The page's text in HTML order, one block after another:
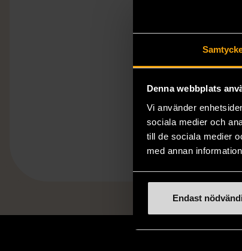
Denna webbplats
Vi använder
sociala medier och
till de sociala medier
med annan
Endast